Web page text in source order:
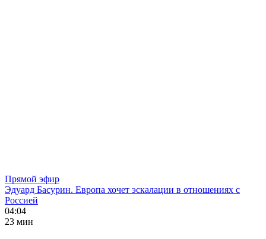
Прямой эфир
Эдуард Басурин. Европа хочет эскалации в отношениях с
Россией
04:04
23 мин